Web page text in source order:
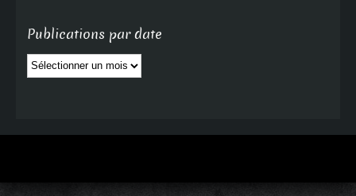
Publications par date
Publications
par